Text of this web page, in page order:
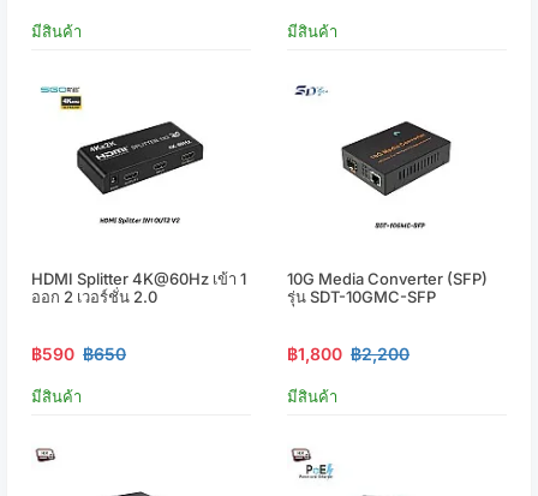
มีสินค้า มีสินค้า
HDMI Splitter 4K@60Hz เข้า 1
ออก 2 เวอร์ชั่น 2.0
฿590 ฿650
มีสินค้า
10G Media Converter (SFP)
รุ่น SDT-10GMC-SFP
฿1,800 ฿2,200
มีสินค้า